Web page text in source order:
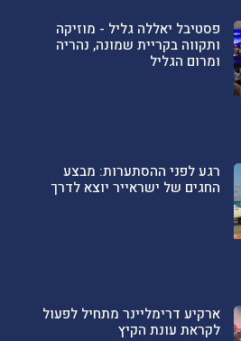
פסטיבל יאללה גליל - מוזיקה
ותקווה בקריית שמונה, נהריה
ומרום הגליל
רגע לפני ההסתערות: מבצע
החגים של ישראייר יוצא לדרך
ארקיע דרימליינר מתחיל לפעול
לקראת עונת הקיץ